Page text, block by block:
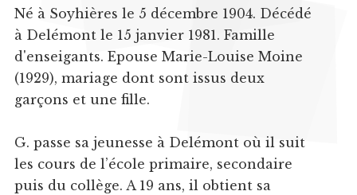
Né à Soyhières le 5 décembre 1904. Décédé
à Delémont le 15 janvier 1981. Famille
d'enseigants. Epouse Marie-Louise Moine
(1929), mariage dont sont issus deux
garçons et une fille.
G. passe sa jeunesse à Delémont où il suit
les cours de l’école primaire, secondaire
puis du collège. A 19 ans, il obtient sa